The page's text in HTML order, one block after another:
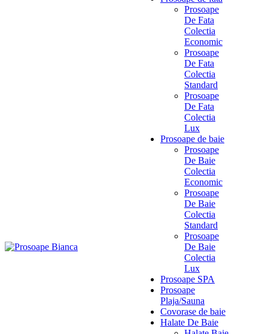
Prosoape
De Fata
Colectia
Economic
Prosoape
De Fata
Colectia
Standard
Prosoape
De Fata
Colectia
Lux
Prosoape de baie
Prosoape
De Baie
Colectia
Economic
Prosoape
De Baie
Colectia
Standard
Prosoape
De Baie
Colectia
Lux
Prosoape SPA
Prosoape
Plaja/Sauna
Covorase de baie
Halate De Baie